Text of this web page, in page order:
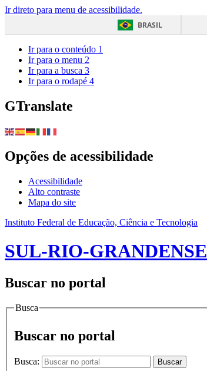
Ir direto para menu de acessibilidade.
BRASIL
Ir para o conteúdo 1
Ir para o menu 2
Ir para a busca 3
Ir para o rodapé 4
GTranslate
Opções de acessibilidade
Acessibilidade
Alto contraste
Mapa do site
Instituto Federal de Educação, Ciência e Tecnologia
SUL-RIO-GRANDENSE
Buscar no portal
Busca
Buscar no portal
Busca: Buscar